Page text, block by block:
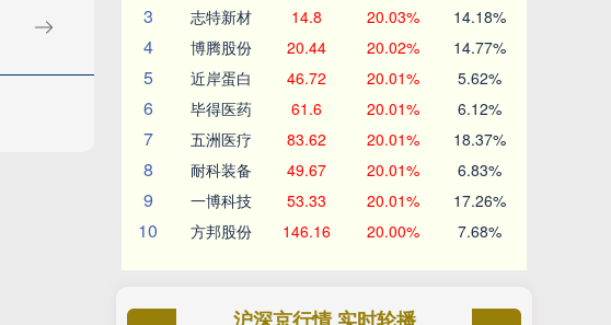
3 志特新材 14.8 20.03% 14.18%
4 博腾股份 20.44 20.02% 14.77%
5 近岸蛋白 46.72 20.01% 5.62%
6 毕得医药 61.6 20.01% 6.12%
7 五洲医疗 83.62 20.01% 18.37%
8 耐科装备 49.67 20.01% 6.83%
9 一博科技 53.33 20.01% 17.26%
10 方邦股份 146.16 20.00% 7.68%